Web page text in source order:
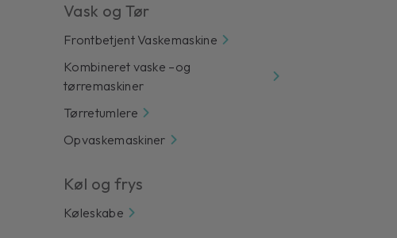
Vask og Tør
Frontbetjent Vaskemaskine
Kombineret vaske –og
tørremaskiner
Tørretumlere
Opvaskemaskiner
Køl og frys
Køleskabe